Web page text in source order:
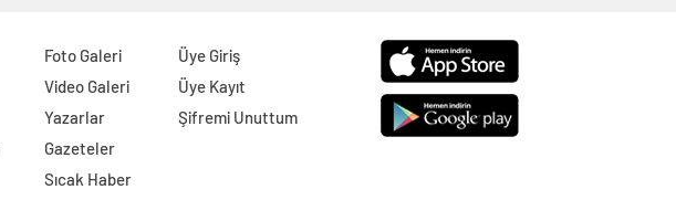
Gazeteleri
Gazeteleri
Kastamonu Gazeteleri
Foto Galeri
Video Galeri
Yazarlar
Gazeteler
Sıcak Haber
Üye Giriş
Üye Kayıt
Şifremi Unuttum